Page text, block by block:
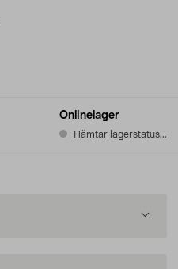
Onlinelager
Hämtar lagerstatus...